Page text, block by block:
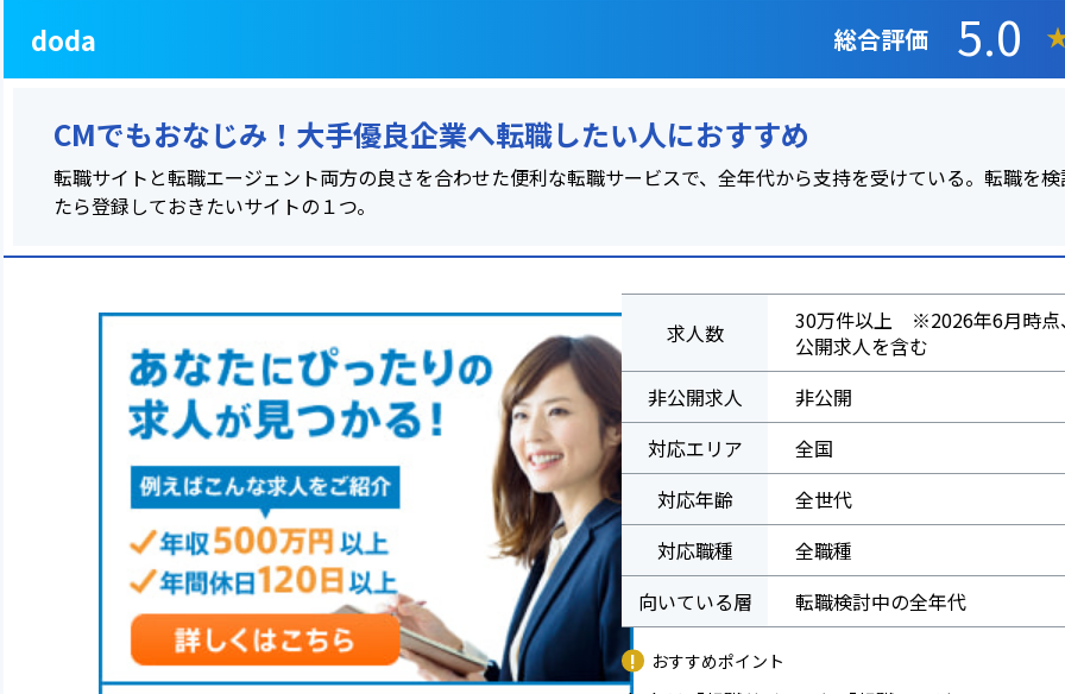
doda 総合評価 5.0
CMでもおなじみ！大手優良企業へ転職したい人におすすめ
転職サイトと転職エージェント両方の良さを合わせた便利な転職サービスで、全年代から支持を受けている。転職を
たら登録しておきたいサイトの１つ。
求人数
30万件以上 ※2026年6月時点
公開求人を含む
非公開求人
非公開
対応エリア
全国
対応年齢
全世代
対応職種
全職種
向いている層
転職検討中の全年代
おすすめポイント